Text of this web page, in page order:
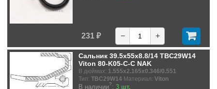
231 ₽ − +
Сальник 39.5x55x8.8/14 TBC29W14
Viton 80-K05-C-C NAK
В дюймах: 1.555x2.165x0.346/0.551
Тип: TBC29W14 Материал: Viton
В наличии?: 3 шт.